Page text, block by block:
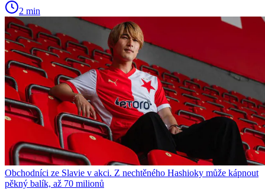
2 min
Obchodníci ze Slavie v akci. Z nechtěného Hashioky může kápnout
pěkný balík, až 70 milionů